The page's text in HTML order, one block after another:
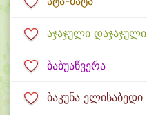
აჯაჯული დაჯაჯული
ბაბუაწვერა
ბაკუნა ელისაბედი